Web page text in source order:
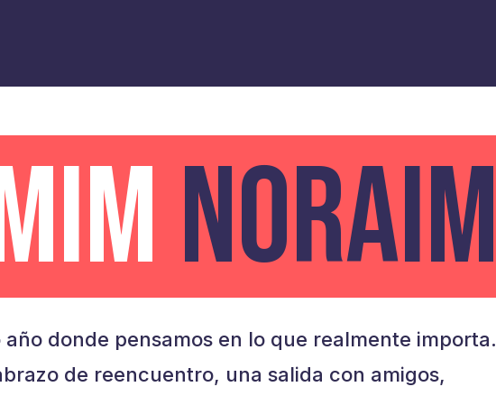
NORAIM
donde pensamos en lo que realmente importa.
de reencuentro, una salida con amigos,